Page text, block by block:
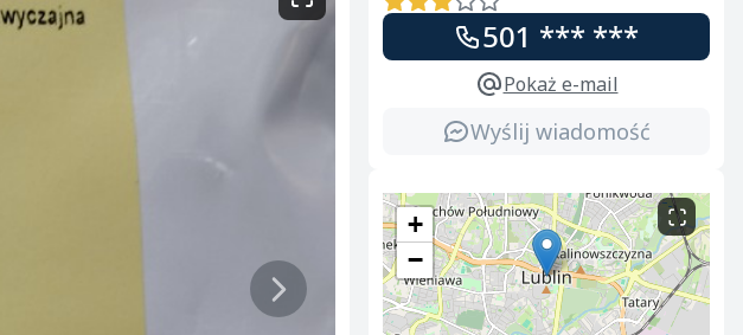
501 *** ***
Pokaż e-mail
Wyślij wiadomość
+
−